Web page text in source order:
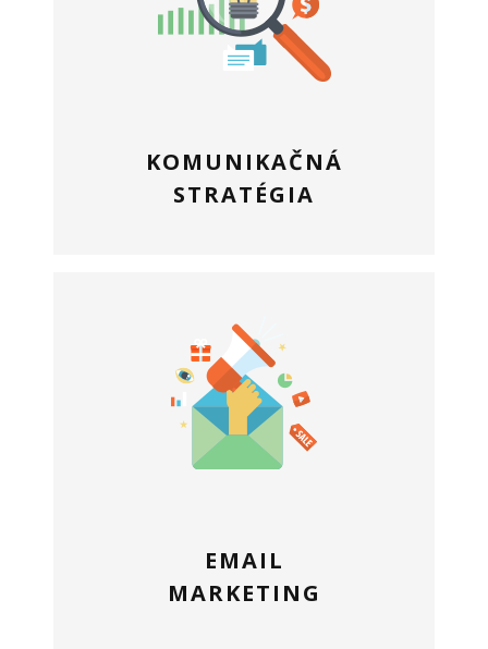
KOMUNIKAČNÁ
STRATÉGIA
EMAIL
MARKETING